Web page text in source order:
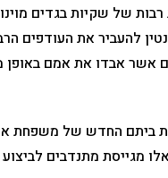
של שקיות בגדים
להעביר את העודפים
אשר אבדו את אמם באופן
ביתם החדש של משפחת
מגייסת מתנדבים